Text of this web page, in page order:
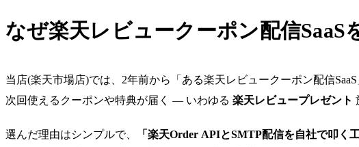
なぜ楽天レビュークーポン配信SaaS
当店(楽天市場店)では、2年前から「ある楽天レビュークーポン配信
次回使えるクーポンや特典が届く — いわゆる 楽天レビュープレゼント
選んだ理由はシンプルで、 「楽天Order APIとSMTP配信を自社で叩く